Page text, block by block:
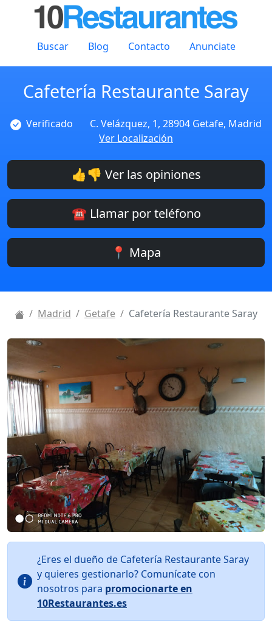
Buscar Blog Contacto Anunciate
Cafetería Restaurante Saray
Verificado
C. Velázquez, 1, 28904 Getafe, Madrid
Ver Localización
👍👎 Ver las opiniones
☎️ Llamar por teléfono
📍 Mapa
Madrid Getafe Cafetería Restaurante Saray
¿Eres el dueño de Cafetería Restaurante Saray
y quieres gestionarlo? Comunícate con
nosotros para promocionarte en
10Restaurantes.es